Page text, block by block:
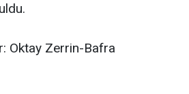
Oktay Zerrin-Bafra